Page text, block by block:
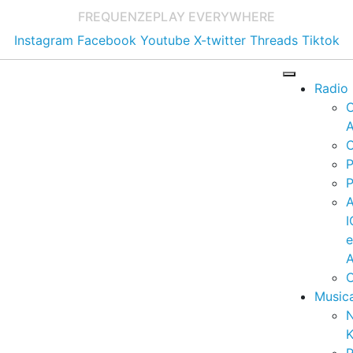
FREQUENZEPLAY EVERYWHERE
Instagram Facebook Youtube X-twitter Threads Tiktok
Radio
e